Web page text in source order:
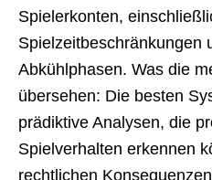
Spielerkonten,
Spielzeitbeschränkungen
Abkühlphasen. Was die
übersehen: Die besten
prädiktive Analysen, die
Spielverhalten erkennen
rechtlichen